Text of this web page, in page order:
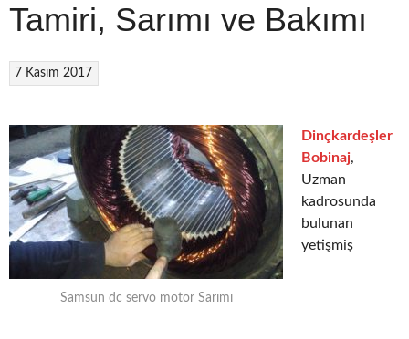
Tamiri, Sarımı ve Bakımı
7 Kasım 2017
Samsun dc servo motor Sarımı
Dinçkardeşler
Bobinaj,
Uzman
kadrosunda
bulunan
yetişmiş